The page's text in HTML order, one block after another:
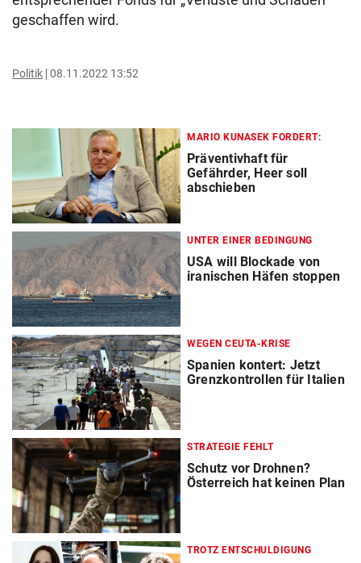
geschaffen wird.
Politik 08.11.2022 13:52
MARIO KUNASEK FORDERT:
Präventivhaft für
Gefährder, Heer soll
abschieben
UNTER EINER BEDINGUNG
USA will Blockade von
iranischen Häfen stoppen
WEGEN CEUTA-KRISE
Spanien kontert: Jetzt
Grenzkontrollen für Italien
STRATEGIE FEHLT
Schutz vor Drohnen?
Österreich hat keinen Plan
TROTZ ENTSCHULDIGUNG